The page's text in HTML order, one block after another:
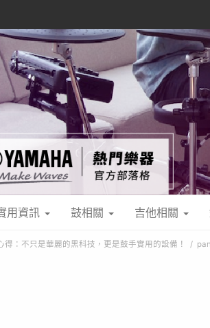
用資訊 鼓相關 吉他相關
得：不只是華麗的黑科技，更是鼓手實用的設備！